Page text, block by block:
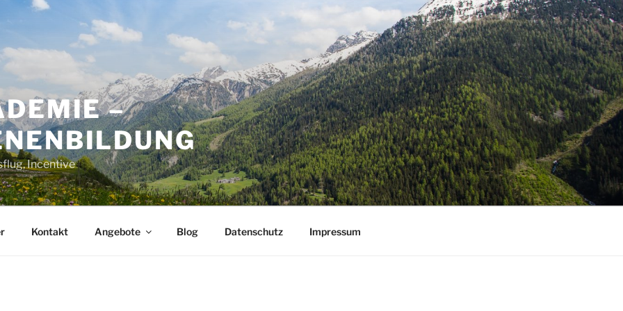
–
Incentive
Kontakt Angebote Blog Datenschutz Impressum